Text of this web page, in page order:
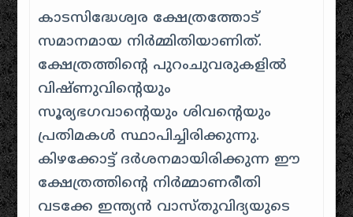
കാടസിദ്ധേശ്വര ക്ഷേത്രത്തോട്
സമാനമായ നിർമ്മിതിയാണിത്.
ക്ഷേത്രത്തിന്റെ പുറംചുവരുകളിൽ
വിഷ്ണുവിന്റെയും
സൂര്യഭഗവാന്റെയും ശിവന്റെയും
പ്രതിമകൾ സ്ഥാപിച്ചിരിക്കുന്നു.
കിഴക്കോട്ട് ദർശനമായിരിക്കുന്ന ഈ
ക്ഷേത്രത്തിന്റെ നിർമ്മാണരീതി
വടക്കേ ഇന്ത്യൻ വാസ്തുവിദ്യയുടെ